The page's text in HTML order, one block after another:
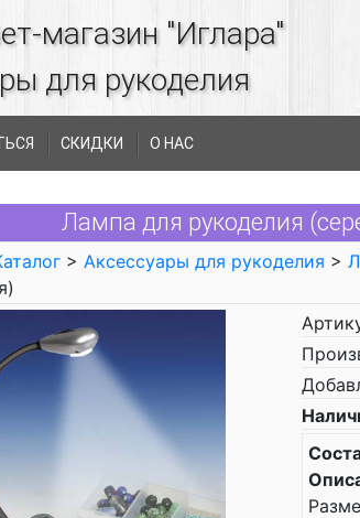
магазин "Иглара"
для рукоделия
СКИДКИ О НАС
Лампа для рукоделия
> Аксессуары для рукоделия >